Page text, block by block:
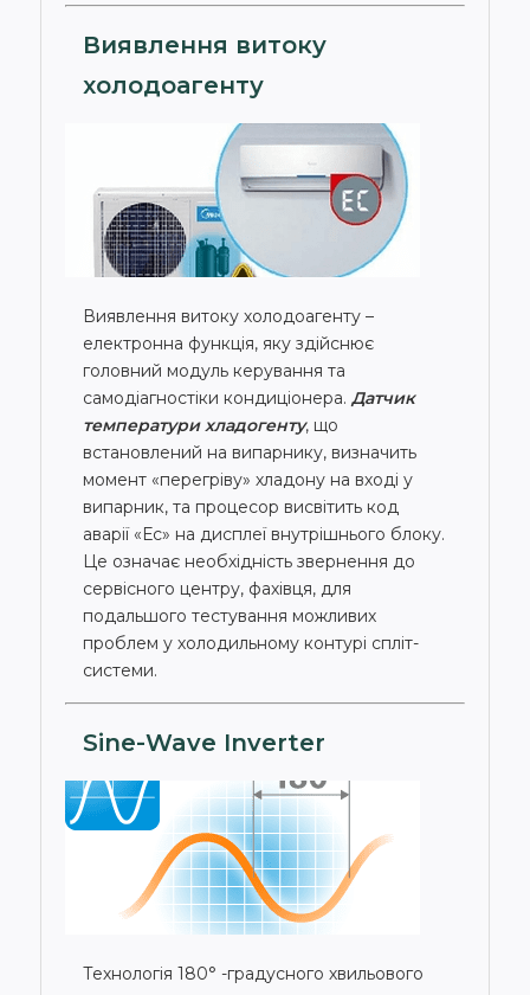
Виявлення витоку
холодоагенту
Виявлення витоку холодоагенту –
електронна функція, яку здійснює
головний модуль керування та
самодіагностіки кондиціонера. Датчик
температури хладогенту, що
встановлений на випарнику, визначить
момент «перегріву» хладону на вході у
випарник, та процесор висвітить код
аварії «Ес» на дисплеї внутрішнього блоку.
Це означає необхідність звернення до
сервісного центру, фахівця, для
подальшого тестування можливих
проблем у холодильному контурі спліт-
системи.
Sine-Wave Inverter
Технологія 180° -градусного хвильового